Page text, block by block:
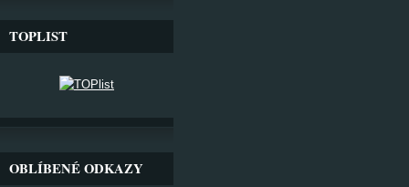
TOPLIST
OBLÍBENÉ ODKAZY